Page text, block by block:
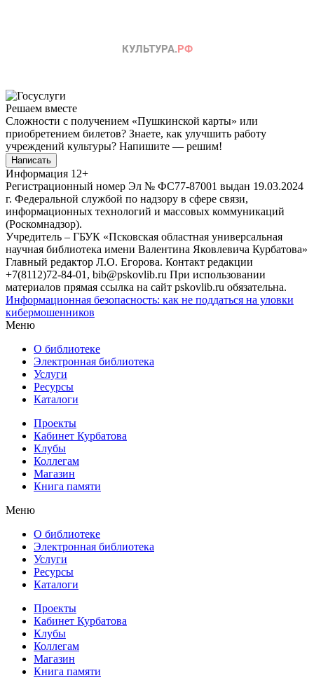
Решаем вместе
Сложности с получением «Пушкинской карты» или
приобретением билетов? Знаете, как улучшить работу
учреждений культуры? Напишите — решим!
Написать
Информация 12+
Регистрационный номер Эл № ФС77-87001 выдан 19.03.2024
г. Федеральной службой по надзору в сфере связи,
информационных технологий и массовых коммуникаций
(Роскомнадзор).
Учредитель – ГБУК «Псковская областная универсальная
научная библиотека имени Валентина Яковлевича Курбатова»
Главный редактор Л.О. Егорова. Контакт редакции
+7(8112)72-84-01, bib@pskovlib.ru При использовании
материалов прямая ссылка на сайт pskovlib.ru обязательна.
Информационная безопасность: как не поддаться на уловки
кибермошенников
Меню
О библиотеке
Электронная библиотека
Услуги
Ресурсы
Каталоги
Проекты
Кабинет Курбатова
Клубы
Коллегам
Магазин
Книга памяти
Меню
О библиотеке
Электронная библиотека
Услуги
Ресурсы
Каталоги
Проекты
Кабинет Курбатова
Клубы
Коллегам
Магазин
Книга памяти